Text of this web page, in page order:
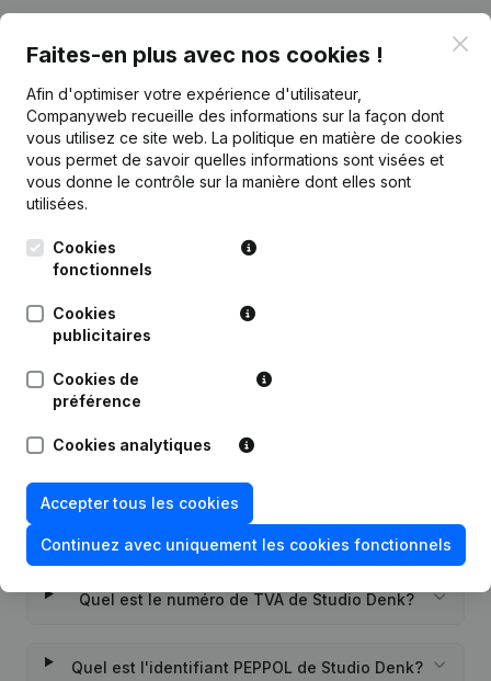
Publications
Date Publication
Appellation - Siège Social - But -
(NL)
27-12-2018
Rubrique Constitution (Nouvelle
Personne Morale, Ouverture
Questions fréquemment posées
Quel est le numéro de TVA de Studio Denk?
Quel est l'identifiant PEPPOL de Studio Denk?
Faites-en plus avec nos cookies !
Afin d'optimiser votre expérience d'utilisateur,
Companyweb recueille des informations sur la façon dont
vous utilisez ce site web. La politique en matière de cookies
vous permet de savoir quelles informations sont visées et
vous donne le contrôle sur la manière dont elles sont
utilisées.
Cookies
fonctionnels
Cookies
publicitaires
Cookies de
préférence
Cookies analytiques
Accepter tous les cookies
Continuez avec uniquement les cookies fonctionnels